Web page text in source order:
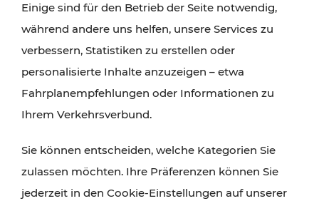
Einige sind für den Betrieb der Seite notwendig,
während andere uns helfen, unsere Services zu
verbessern, Statistiken zu erstellen oder
personalisierte Inhalte anzuzeigen – etwa
Fahrplanempfehlungen oder Informationen zu
Ihrem Verkehrsverbund.
Sie können entscheiden, welche Kategorien Sie
zulassen möchten. Ihre Präferenzen können Sie
jederzeit in den Cookie-Einstellungen auf unserer